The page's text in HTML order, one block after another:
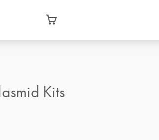
Kits